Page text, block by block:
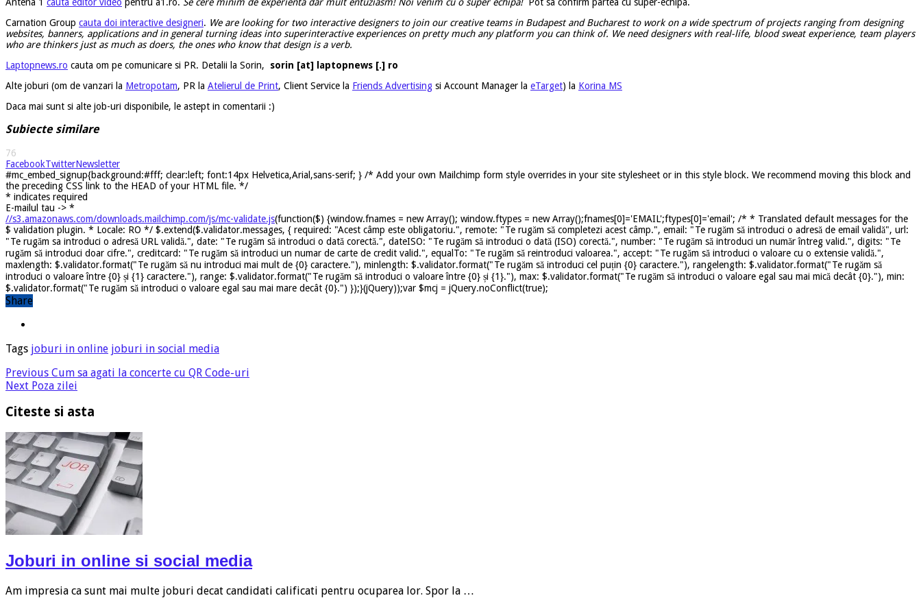
Carnation Group cauta doi interactive designeri. We are looking for two interactive designers to join our creative teams in Budapest and Bucharest to work on a wide spectrum of projects ranging from designing
websites, banners, applications and in general turning ideas into superinteractive experiences on pretty much any platform you can think of. We need designers with real-life, blood sweat experience, team players
who are thinkers just as much as doers, the ones who know that design is a verb.
Laptopnews.ro cauta om pe comunicare si PR. Detalii la Sorin, sorin [at] laptopnews [.] ro
Alte joburi (om de vanzari la Metropotam, PR la Atelierul de Print, Client Service la Friends Advertising si Account Manager la eTarget) la Korina MS
Daca mai sunt si alte job-uri disponibile, le astept in comentarii :)
Subiecte similare
76
FacebookTwitterNewsletter
#mc_embed_signup{background:#fff; clear:left; font:14px Helvetica,Arial,sans-serif; } /* Add your own Mailchimp form style overrides in your site stylesheet or in this style block. We recommend moving this block and
the preceding CSS link to the HEAD of your HTML file. */
* indicates required
E-mailul tau -> *
//s3.amazonaws.com/downloads.mailchimp.com/js/mc-validate.js(function($) {window.fnames = new Array(); window.ftypes = new Array();fnames[0]='EMAIL';ftypes[0]='email'; /* * Translated default messages for the
$ validation plugin. * Locale: RO */ $.extend($.validator.messages, { required: "Acest câmp este obligatoriu.", remote: "Te rugăm să completezi acest câmp.", email: "Te rugăm să introduci o adresă de email validă", url:
"Te rugăm sa introduci o adresă URL validă.", date: "Te rugăm să introduci o dată corectă.", dateISO: "Te rugăm să introduci o dată (ISO) corectă.", number: "Te rugăm să introduci un număr întreg valid.", digits: "Te
rugăm să introduci doar cifre.", creditcard: "Te rugăm să introduci un numar de carte de credit valid.", equalTo: "Te rugăm să reintroduci valoarea.", accept: "Te rugăm să introduci o valoare cu o extensie validă.",
maxlength: $.validator.format("Te rugăm să nu introduci mai mult de {0} caractere."), minlength: $.validator.format("Te rugăm să introduci cel puțin {0} caractere."), rangelength: $.validator.format("Te rugăm să
introduci o valoare între {0} și {1} caractere."), range: $.validator.format("Te rugăm să introduci o valoare între {0} și {1}."), max: $.validator.format("Te rugăm să introduci o valoare egal sau mai mică decât {0}."), min:
$.validator.format("Te rugăm să introduci o valoare egal sau mai mare decât {0}.") });}(jQuery));var $mcj = jQuery.noConflict(true);
Share
Tags joburi in online joburi in social media
Previous Cum sa agati la concerte cu QR Code-uri
Next Poza zilei
Citeste si asta
Joburi in online si social media
Am impresia ca sunt mai multe joburi decat candidati calificati pentru ocuparea lor. Spor la …